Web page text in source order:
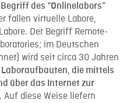
Begriff des “Onlinelabors”
fallen virtuelle Labore,
Der Begriff Remote-
im Deutschen
wird seit circa 30 Jahren
Laboraufbauten, die mittels
über das Internet zur
Auf diese Weise liefern